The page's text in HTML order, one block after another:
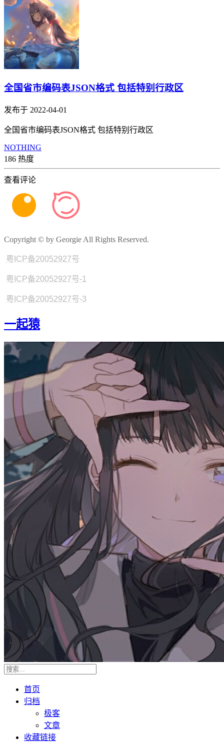
全国省市编码表JSON格式 包括特别行政区
发布于 2022-04-01
全国省市编码表JSON格式 包括特别行政区
NOTHING
186 热度
查看评论
Copyright © by Georgie All Rights Reserved.
粤ICP备20052927号
粤ICP备20052927号-1
粤ICP备20052927号-3
一起猿
首页
归档
极客
文章
收藏链接